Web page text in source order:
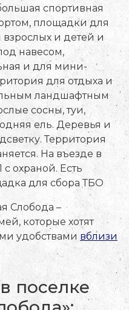
спортивная
площадки для
взрослых и детей и
навесом,
и для мини-
для отдыха и
ландшафтным
сосны, туи,
ель. Деревья и
Территория
На въезде в
охраной. Есть
для сбора ТБО
Слобода –
которые хотят
удобствами вблизи
поселке